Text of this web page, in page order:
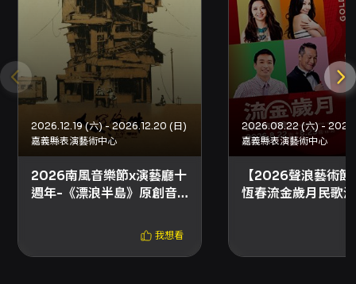
帶來的音色驚喜，以及歌聲中回歸日常的情感療
癒。如果你期待在海邊城鎮的一個晚上放慢腳
步、與音樂和陌生人建立短暫卻真切的連結，這
場恆春限定的 YaMon Social Club 現場值得安
排進夏夜的行程。
注意事項
演出與觀演注意事項 - 演出時長：演出全長為90
分鐘，中場休息約10分鐘（依實際狀況調整）。
- 錄影告示：2026/7/4（本場次）演出將同步進
行錄影，入場觀眾可能出現在演出影像中。 - 觀
Google Pay、ATM轉帳，請先加入會員。 - 分
銷點購買：接受現金、信用卡。 - 超商購票：7-
2026.12.19 (六) - 2026.12.20 (日)
嘉義縣表演藝術中心
2026南風音樂節x演藝廳十
週年-《漂浪半島》原創音
我想看
嘉義縣表演藝術中心
【2026聲浪藝術
恆春流金歲月民歌